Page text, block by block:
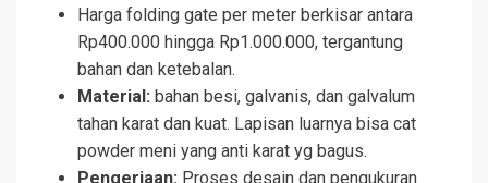
Harga folding gate per meter berkisar antara
Rp400.000 hingga Rp1.000.000, tergantung
bahan dan ketebalan.
Material: bahan besi, galvanis, dan galvalum
tahan karat dan kuat. Lapisan luarnya bisa cat
powder meni yang anti karat yg bagus.
Pengerjaan: Proses desain dan pengukuran